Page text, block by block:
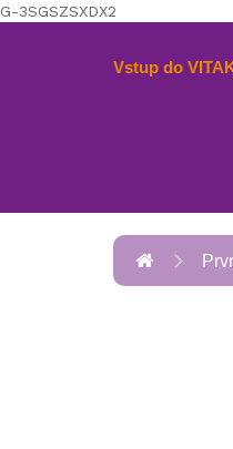
G-3SGSZSXDX2
Vstup do